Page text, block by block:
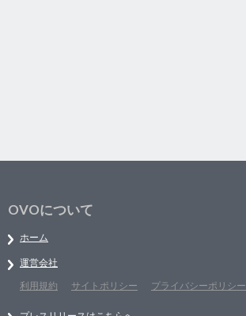
OVOについて
ホーム
運営会社
利用規約
サイトポリシー プライバシーポリシー